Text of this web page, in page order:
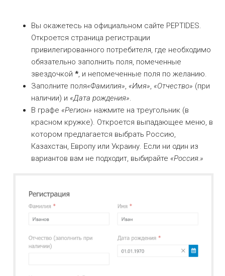
Вы окажетесь на официальном сайте PEPTIDES.
Откроется страница регистрации
привилегированного потребителя, где необходимо
обязательно заполнить поля, помеченные
звездочкой*, и непомеченные поля по желанию.
Заполните поля«Фамилия», «Имя», «Отчество» (при
наличии) и «Дата рождения».
В графе «Регион» нажмите на треугольник (в
красном кружке). Откроется выпадающее меню, в
котором предлагается выбрать Россию,
Казахстан, Европу или Украину. Если ни один из
вариантов вам не подходит, выбирайте «Россия.»